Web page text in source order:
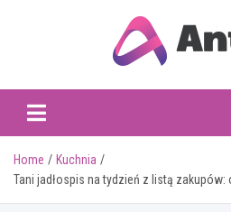
Home
Kuchnia
Tani jadłospis na tydzień z listą